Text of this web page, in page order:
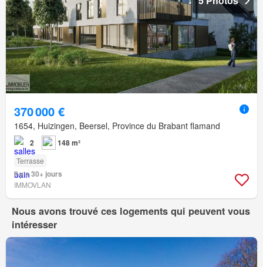
370 000 €
1654, Huizingen, Beersel, Province du Brabant flamand
2 148 m²
Terrasse
Il y a 30+ jours
IMMOVLAN
Nous avons trouvé ces logements qui peuvent vous
intéresser